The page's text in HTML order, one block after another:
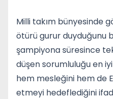
Milli takım bünyesinde
ötürü gurur duyduğunu
şampiyona süresince
düşen sorumluluğu en
hem mesleğini hem de
etmeyi hedeflediğini